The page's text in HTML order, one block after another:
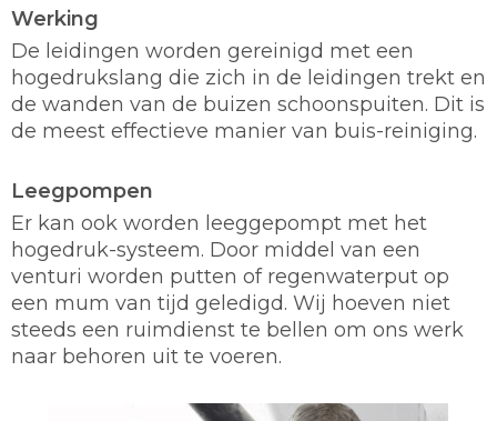
Werking
De leidingen worden gereinigd met een
hogedrukslang die zich in de leidingen trekt en
de wanden van de buizen schoonspuiten. Dit is
de meest effectieve manier van buis-reiniging.
Leegpompen
Er kan ook worden leeggepompt met het
hogedruk-systeem. Door middel van een
venturi worden putten of regenwaterput op
een mum van tijd geledigd. Wij hoeven niet
steeds een ruimdienst te bellen om ons werk
naar behoren uit te voeren.